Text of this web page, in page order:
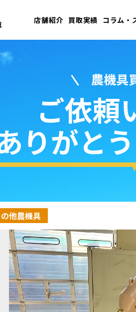
店舗紹介 買取実績 コラム・
農機具
ご依頼
りがと
他農機具